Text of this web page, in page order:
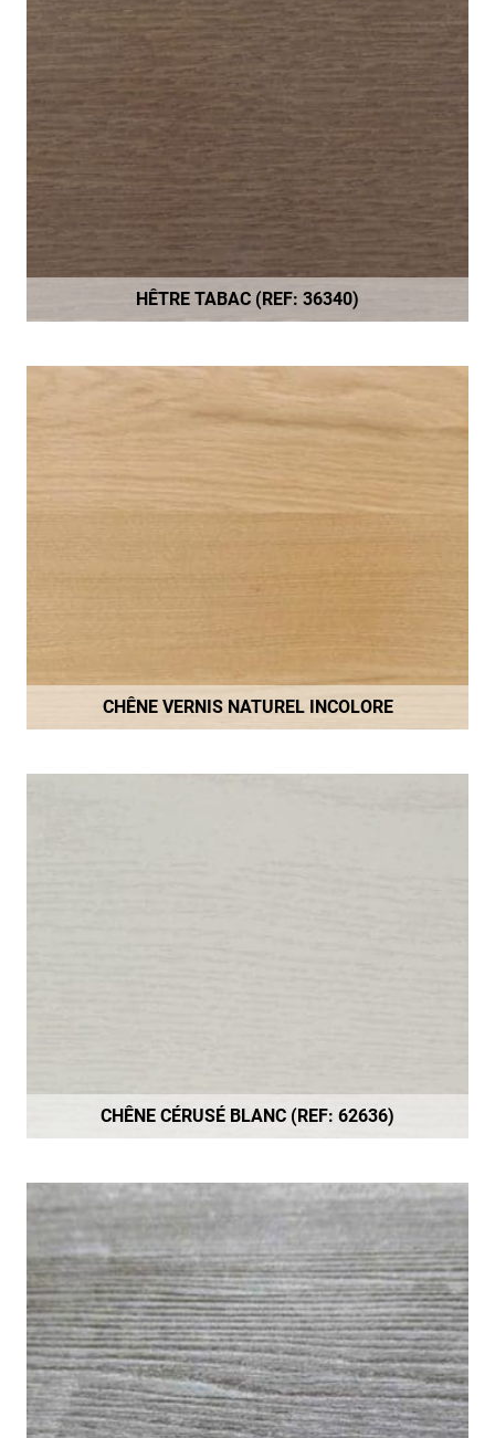
HÊTRE TABAC (REF: 36340)
CHÊNE VERNIS NATUREL INCOLORE
CHÊNE CÉRUSÉ BLANC (REF: 62636)